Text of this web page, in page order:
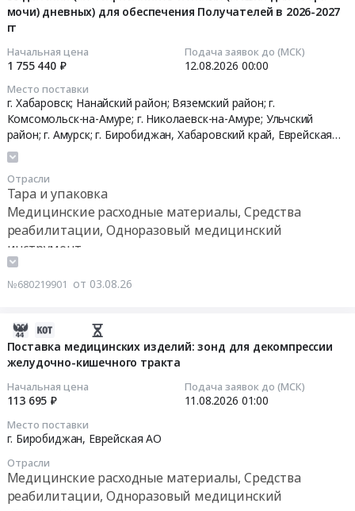
мочи) дневных) для обеспечения Получателей в 2026-2027
гг
Начальная цена
1 755 440 ₽
Подача заявок до (МСК)
12.08.2026 00:00
Место поставки
г. Хабаровск; Нанайский район; Вяземский район; г.
Комсомольск-на-Амуре; г. Николаевск-на-Амуре; Ульчский
район; г. Амурск; г. Биробиджан, Хабаровский край, Еврейская
АО
Отрасли
Тара и упаковка
Медицинские расходные материалы, Средства
реабилитации, Одноразовый медицинский
инструмент
№680219901 от 03.08.26
Поставка медицинских изделий: зонд для декомпрессии
желудочно-кишечного тракта
Начальная цена
113 695 ₽
Подача заявок до (МСК)
11.08.2026 01:00
Место поставки
г. Биробиджан, Еврейская АО
Отрасли
Медицинские расходные материалы, Средства
реабилитации, Одноразовый медицинский